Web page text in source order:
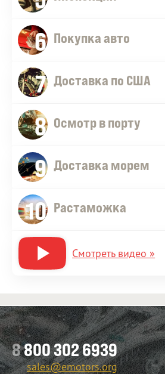
6 Покупка авто
7 Доставка по США
8 Осмотр в порту
9 Доставка морем
10 Растаможка
Смотреть видео »
8800 302 6939
sales@emotors.org